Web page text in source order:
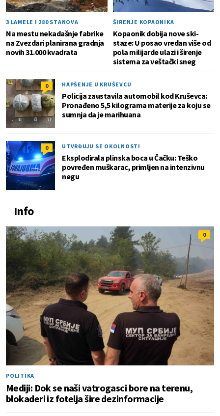
3 LAMELE I 280 STANOVA
Na mestu nekadašnje fabrike
na Zvezdari planirana gradnja
novih 31.000 kvadrata
ŠIRENJE KOPAONIKA
Kopaonik dobija nove ski-
staze: U posao vredan više od
pola milijarde ulazi i širenje
sistema za veštački sneg
0 HAPŠENJE U KRUŠEVCU
Policija zaustavila automobil kod Kruševca:
Pronađeno 5,5 kilograma materije za koju se
sumnja da je marihuana
0 UTVRĐUJU SE OKOLNOSTI
Eksplodirala plinska boca u Čačku: Teško
povređen muškarac, primljen na intenzivnu
negu
Info
0
POLITIKA
Mediji: Dok se naši vatrogasci bore na terenu,
blokaderi iz fotelja šire dezinformacije